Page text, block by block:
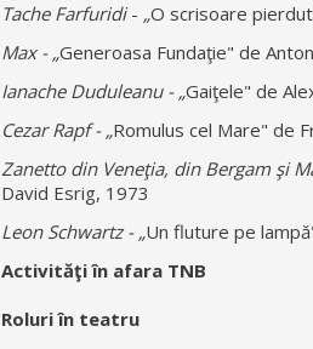
Tache Farfuridi- „O scrisoare
Max - „Generoasa Fundaţie" de
Ianache Duduleanu - „Gaiţele" de
Cezar Rapf - „Romulus cel Mare" de
Zanetto din Veneţia, din Bergam şi
David Esrig, 1973
Leon Schwartz - „Un fluture pe
Activităţi în afara TNB
Roluri în teatru